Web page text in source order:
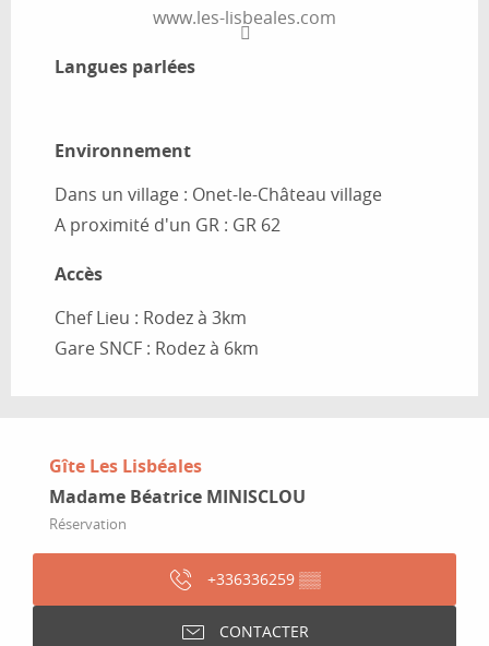
www.les-lisbeales.com
Langues parlées
Langues parlées
Environnement
Environnement
Dans un village : Onet-le-Château village
A proximité d'un GR : GR 62
Accès
Accès
Chef Lieu : Rodez à 3km
Gare SNCF : Rodez à 6km
Gîte Les Lisbéales
Madame Béatrice MINISCLOU
Réservation
+336336259 ▒▒
CONTACTER